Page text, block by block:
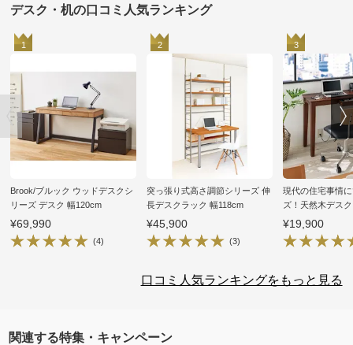
デスク・机の口コミ人気ランキング
1
Brook/ブルック ウッドデスクシ
リーズ デスク 幅120cm
¥69,990
(4)
2
突っ張り式高さ調節シリーズ 伸
長デスクラック 幅118cm
¥45,900
(3)
3
現代の住宅事情
ズ！天然木デス
40cm
¥19,900
口コミ人気ランキングをもっと見る
関連する特集・キャンペーン